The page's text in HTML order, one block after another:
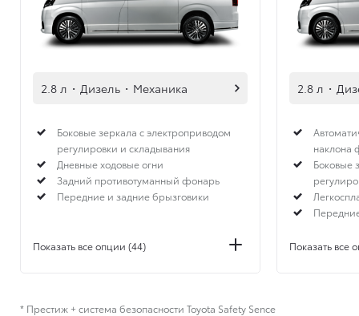
2.8 л · Дизель · Механика
Боковые зеркала с электроприводом
регулировки и складывания
Дневные ходовые огни
Задний противотуманный фонарь
Передние и задние брызговики
Показать все опции (44)
2.8 л ·
наклона
Боковые
Показать все
* Престиж + система безопасности Toyota Safety Sence